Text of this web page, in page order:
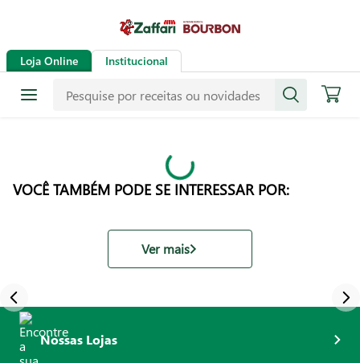
Loja Online Institucional
VOCÊ TAMBÉM PODE SE INTERESSAR POR:
Ver mais
Nossas Lojas